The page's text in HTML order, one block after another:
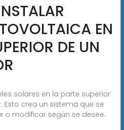
EN
DE UN
solares en la parte superior
crea un sistema que se
o modificar según se desee.